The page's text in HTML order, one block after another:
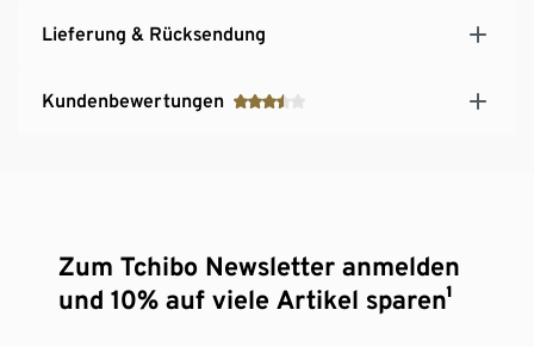
Lieferung & Rücksendung
Kundenbewertungen
Zum Tchibo Newsletter anmelden
und 10% auf viele Artikel sparen¹